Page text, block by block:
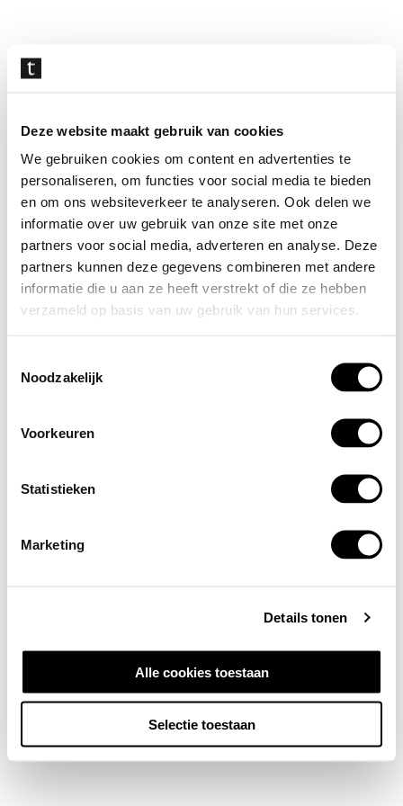
Deze website maakt gebruik van cookies
We gebruiken cookies om content en advertenties te
personaliseren, om functies voor social media te bieden
en om ons websiteverkeer te analyseren. Ook delen we
informatie over uw gebruik van onze site met onze
partners voor social media, adverteren en analyse. Deze
partners kunnen deze gegevens combineren met andere
informatie die u aan ze heeft verstrekt of die ze hebben
verzameld op basis van uw gebruik van hun services.
Noodzakelijk
Voorkeuren
Statistieken
Marketing
Details tonen
Alle cookies toestaan
Selectie toestaan
overslaan